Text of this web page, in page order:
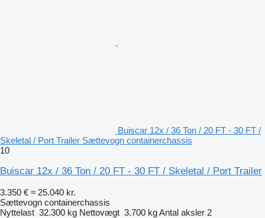
Buiscar 12x / 36 Ton / 20 FT - 30 FT /
Skeletal / Port Trailer Sættevogn containerchassis
10
Buiscar 12x / 36 Ton / 20 FT - 30 FT / Skeletal / Port Trailer
3.350 € ≈ 25.040 kr.
Sættevogn containerchassis
Nyttelast 32.300 kg Nettovægt 3.700 kgAntal aksler 2